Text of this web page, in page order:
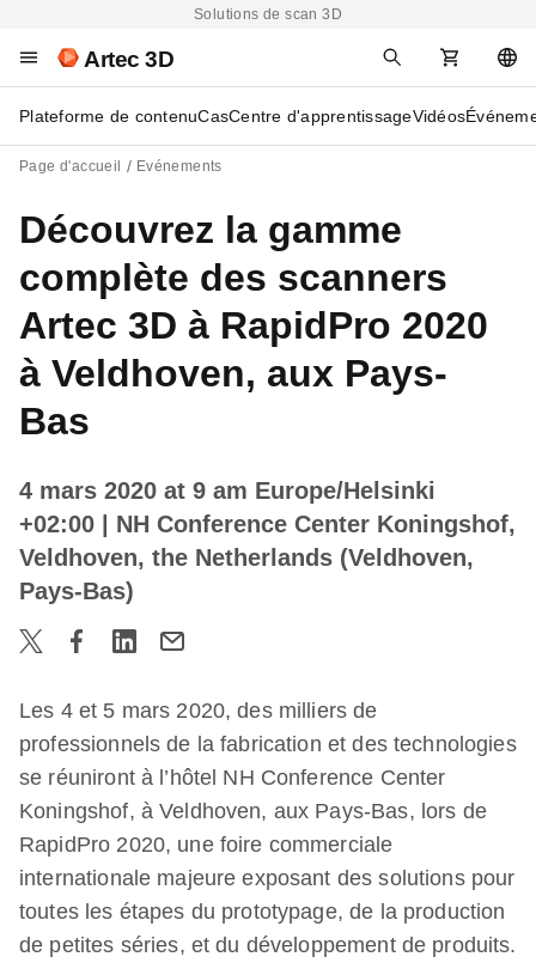
Solutions de scan 3D
Artec 3D
Plateforme de contenuCasCentre d'apprentissageVidéos
Page d'accueil Evénements
Découvrez la gamme
complète des scanners
Artec 3D à RapidPro 2020
à Veldhoven, aux Pays-
Bas
4 mars 2020 at 9 am Europe/Helsinki
+02:00
| NH Conference Center Koningshof,
Veldhoven, the Netherlands (Veldhoven,
Pays-Bas)
Les 4 et 5 mars 2020, des milliers de
professionnels de la fabrication et des technologies
se réuniront à l’hôtel NH Conference Center
Koningshof, à Veldhoven, aux Pays-Bas, lors de
RapidPro 2020, une foire commerciale
internationale majeure exposant des solutions pour
toutes les étapes du prototypage, de la production
de petites séries, et du développement de produits.